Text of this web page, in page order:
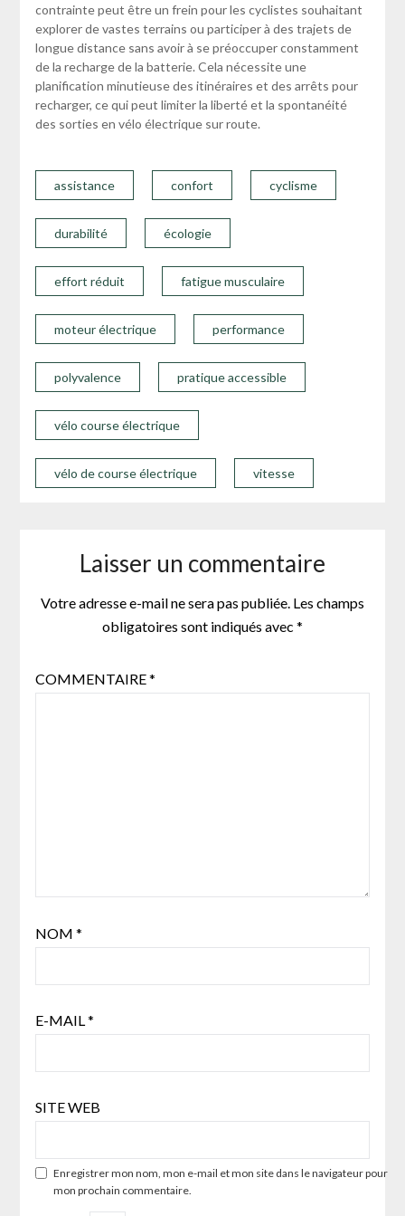
contrainte peut être un frein pour les cyclistes souhaitant
explorer de vastes terrains ou participer à des trajets de
longue distance sans avoir à se préoccuper constamment
de la recharge de la batterie. Cela nécessite une
planification minutieuse des itinéraires et des arrêts pour
recharger, ce qui peut limiter la liberté et la spontanéité
des sorties en vélo électrique sur route.
assistance confort cyclisme
durabilité écologie
effort réduit fatigue musculaire
moteur électrique performance
polyvalence pratique accessible
vélo course électrique
vélo de course électrique vitesse
Laisser un commentaire
Votre adresse e-mail ne sera pas publiée. Les champs
obligatoires sont indiqués avec *
COMMENTAIRE*
NOM *
E-MAIL*
SITE WEB
Enregistrer mon nom, mon e-mail et mon site dans le navigateur pour
mon prochain commentaire.